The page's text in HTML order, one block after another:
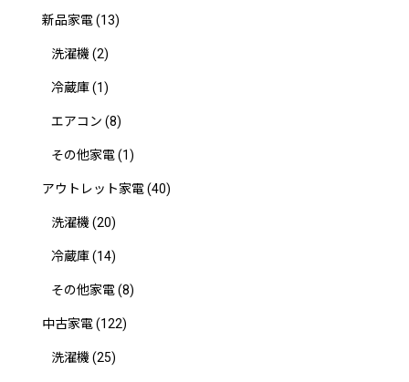
新品家電(13)
洗濯機 (2)
冷蔵庫(1)
エアコン (8)
その他家電(1)
アウトレット家電(40)
洗濯機 (20)
冷蔵庫(14)
その他家電(8)
中古家電(122)
洗濯機 (25)